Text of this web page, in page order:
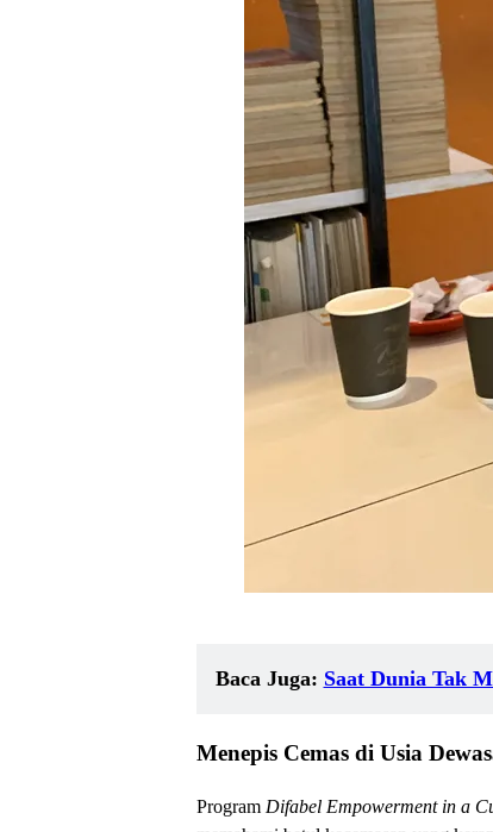
Baca Juga: Saat Dunia Tak
Menepis Cemas di Usia
Program Difabel Empowerment in a